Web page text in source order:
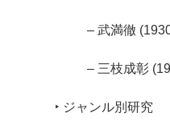
– 武満徹
– 三枝成彰
‣ ジャンル別研究